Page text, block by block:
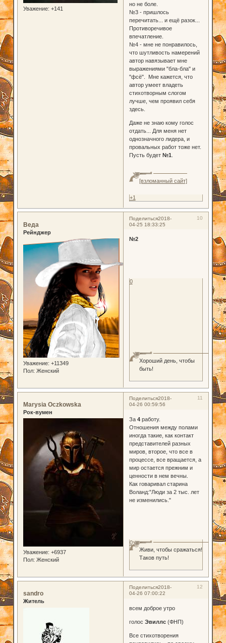
Уважение: +141
но не боле.
№3 - пришлось
перечитать... и ещё разок...
Противоречивое
впечатление.
№4 - мне не понравилось,
что шутливость намерений
автор навязывает мне
выражениями "бла-бла" и
"фсё". Мне кажется, что
автор умеет владеть
стихотворным слогом
лучше, чем проявил себя
здесь.
Даже не знаю кому голос
отдать... Для меня нет
однозначного лидера, и
провальных работ тоже нет.
Пусть будет№1
[взломанный сайт]
+1
Поделиться 10
2018-
04-25 18:33:25
Веда
Рейнджер
Уважение: +11349
Пол: Женский
№2
Хороший день, чтобы
быть!
0
Поделиться 11
2018-
04-26 00:59:56
Marysia Oczkowska
Рок-вумен
Уважение: +6937
Пол: Женский
За 4работу.
Отношения между полами
иногда такие, как контакт
представителей разных
миров, второе, что все в
процессе, все вращается, а
мир остается прежним и
ценности в нем вечны.
Как говаривал старина
Воланд:"Люди за 2 тыс. лет
не изменились."
Живи, чтобы сражаться!
Таков путь!
0
Поделиться 12
2018-
04-26 07:00:22
sandro
Житель
всем доброе утро
голос Эвиллс(ФНП)
Все стихотворения